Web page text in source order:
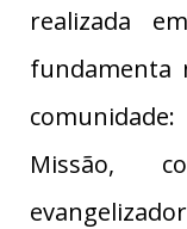
realizada
fundamenta
Missão,